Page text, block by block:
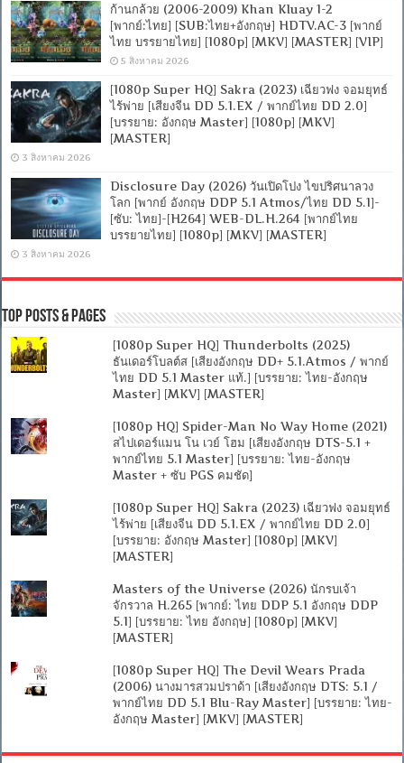
ก้านกล้วย (2006-2009) Khan Kluay 1-2
[พากย์:ไทย] [SUB:ไทย+อังกฤษ] HDTV.AC-3 [พากย์
ไทย บรรยายไทย] [1080p] [MKV] [MASTER] [VIP]
5 สิงหาคม 2026
[1080p Super HQ] Sakra (2023) เฉียวฟง จอมยุทธ์
ไร้พ่าย [เสียงจีน DD 5.1.EX / พากย์ไทย DD 2.0]
[บรรยาย: อังกฤษ Master] [1080p] [MKV]
[MASTER]
3 สิงหาคม 2026
Disclosure Day (2026) วันเปิดโปง ไขปริศนาลวง
โลก [พากย์ อังกฤษ DDP 5.1 Atmos/ไทย DD 5.1]-
[ซับ: ไทย]-[H264] WEB-DL.H.264 [พากย์ไทย
บรรยายไทย] [1080p] [MKV] [MASTER]
3 สิงหาคม 2026
Top Posts & Pages
[1080p Super HQ] Thunderbolts (2025)
ธันเดอร์โบลต์ส [เสียงอังกฤษ DD+ 5.1.Atmos / พากย์
ไทย DD 5.1 Master แท้.] [บรรยาย: ไทย-อังกฤษ
Master] [MKV] [MASTER]
[1080p HQ] Spider-Man No Way Home (2021)
สไปเดอร์แมน โน เวย์ โฮม [เสียงอังกฤษ DTS-5.1 +
พากย์ไทย 5.1 Master] [บรรยาย: ไทย-อังกฤษ
Master + ซับ PGS คมชัด]
[1080p Super HQ] Sakra (2023) เฉียวฟง จอมยุทธ์
ไร้พ่าย [เสียงจีน DD 5.1.EX / พากย์ไทย DD 2.0]
[บรรยาย: อังกฤษ Master] [1080p] [MKV]
[MASTER]
Masters of the Universe (2026) นักรบเจ้า
จักรวาล H.265 [พากย์: ไทย DDP 5.1 อังกฤษ DDP
5.1] [บรรยาย: ไทย อังกฤษ] [1080p] [MKV]
[MASTER]
[1080p Super HQ] The Devil Wears Prada
(2006) นางมารสวมปราด้า [เสียงอังกฤษ DTS: 5.1 /
พากย์ไทย DD 5.1 Blu-Ray Master] [บรรยาย: ไทย-
อังกฤษ Master] [MKV] [MASTER]